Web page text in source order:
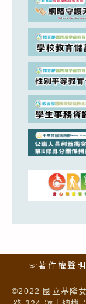
☞著作權聲明
©2022 國立基隆